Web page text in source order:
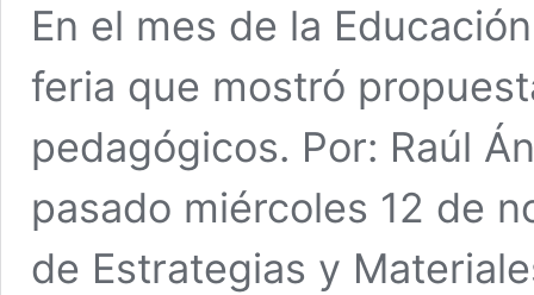
En el mes de la
feria que mostró
pedagógicos. Por: Raúl
pasado miércoles 12 de
de Estrategias y